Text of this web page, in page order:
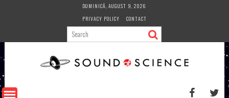
DUMINICĂ, AUGUST 9, 2026
PRIVACY POLICY
CONTACT